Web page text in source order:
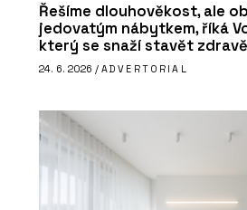
Řešíme dlouhověkost, ale
jedovatým nábytkem, říká
který se snaží stavět zdravě
24. 6. 2026 / ADVERTORIAL